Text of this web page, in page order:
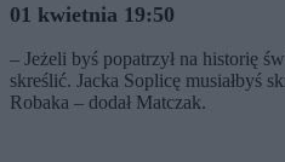
01 kwietnia 19:50
– Jeżeli byś popatrzył na historię
skreślić. Jacka Soplicę musiałbyś
Robaka – dodał Matczak.